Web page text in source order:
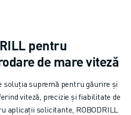
pentru
de mare viteză
soluția supremă pentru găurire și
viteză, precizie și fiabilitate de
aplicații solicitante, ROBODRILL